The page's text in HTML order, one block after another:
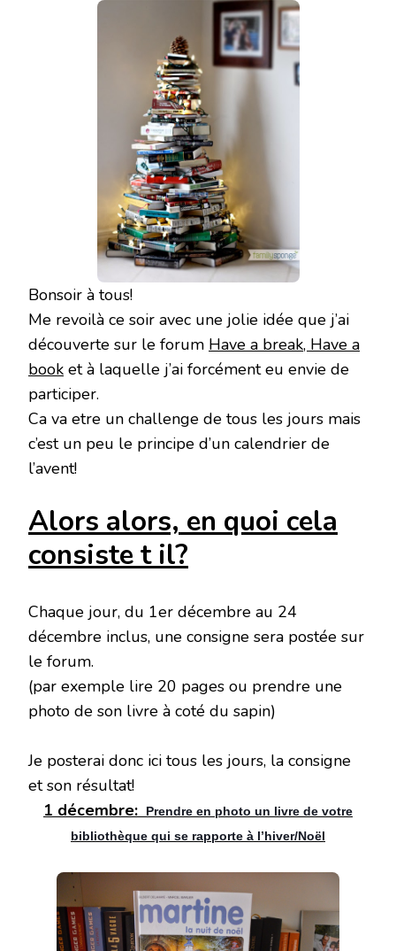
Bonsoir à tous!
Me revoilà ce soir avec une jolie idée que j’ai
découverte sur le forum Have a break, Have a
book et à laquelle j’ai forcément eu envie de
participer.
Ca va etre un challenge de tous les jours mais
c’est un peu le principe d’un calendrier de
l’avent!
Alors alors, en quoi cela
consiste t il?
Chaque jour, du 1er décembre au 24
décembre inclus, une consigne sera postée sur
le forum.
(par exemple lire 20 pages ou prendre une
photo de son livre à coté du sapin)
Je posterai donc ici tous les jours, la consigne
et son résultat!
1 décembre:
Prendre en photo un livre de votre
bibliothèque qui se rapporte à l’hiver/Noël